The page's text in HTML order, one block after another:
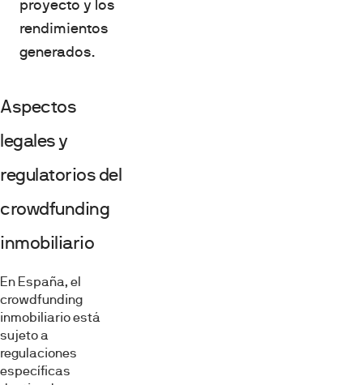
proyecto y los
rendimientos
generados.
Aspectos
legales y
regulatorios del
crowdfunding
inmobiliario
En España, el
crowdfunding
inmobiliario está
sujeto a
regulaciones
específicas